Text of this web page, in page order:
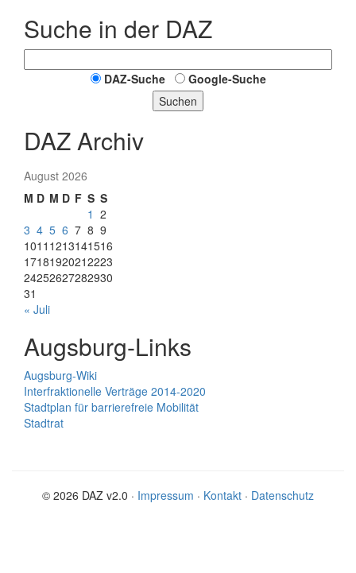
Suche in der DAZ
DAZ-Suche
Google-Suche
Suchen
DAZ Archiv
August 2026
M D M D F S S
1 2
3 4 5 6 7 8 9
1011 1213141516
17181920212223
24252627282930
31
« Juli
Augsburg-Links
Augsburg-Wiki
Interfraktionelle Verträge 2014-2020
Stadtplan für barrierefreie Mobilität
Stadtrat
© 2026 DAZ v2.0 · Impressum · Kontakt · Datenschutz